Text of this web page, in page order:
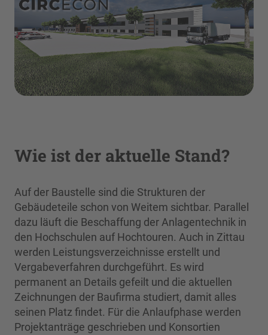
Wie ist der aktuelle Stand?
Auf der Baustelle sind die Strukturen der
Gebäudeteile schon von Weitem sichtbar. Parallel
dazu läuft die Beschaffung der Anlagentechnik in
den Hochschulen auf Hochtouren. Auch in Zittau
werden Leistungsverzeichnisse erstellt und
Vergabeverfahren durchgeführt. Es wird
permanent an Details gefeilt und die aktuellen
Zeichnungen der Baufirma studiert, damit alles
seinen Platz findet. Für die Anlaufphase werden
Projektanträge geschrieben und Konsortien